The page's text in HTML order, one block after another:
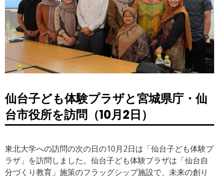
仙台子ども体験プラザと宮城県庁・仙
台市役所を訪問（10月2日）
東北大学への訪問の次の日の10月2日は「仙台子ども体験プ
ラザ」を訪問しました。仙台子ども体験プラザは「仙台自
分づくり教育」施策のフラッグシップ施設で、未来の創り